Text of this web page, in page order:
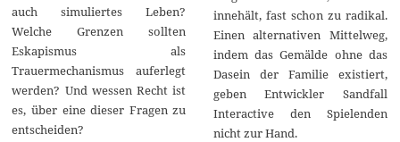
auch simuliertes Leben?
Welche Grenzen sollten
Eskapismus als
Trauermechanismus auferlegt
werden? Und wessen Recht ist
es, über eine dieser Fragen zu
entscheiden?
innehält, fast schon zu radikal.
Einen alternativen Mittelweg,
indem das Gemälde ohne das
Dasein der Familie existiert,
geben Entwickler Sandfall
Interactive den Spielenden
nicht zur Hand.